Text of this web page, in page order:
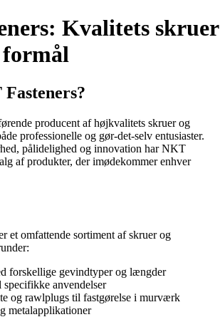
Kvalitets skruer
producent af højkvalitets skruer og
professionelle og gør-det-selv entusiaster.
pålidelighed og innovation har NKT
af produkter, der imødekommer enhver
et omfattende sortiment af skruer og
forskellige gevindtyper og længder
specifikke anvendelser
og rawlplugs til fastgørelse i murværk
metalapplikationer